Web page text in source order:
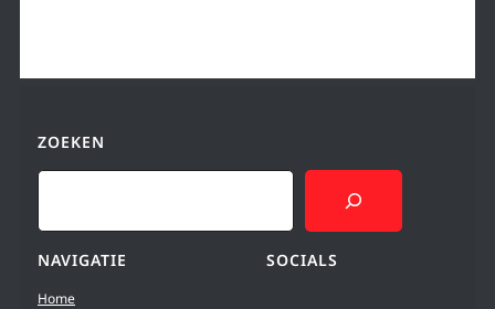
ZOEKEN
Search
NAVIGATIE
Home
SOCIALS